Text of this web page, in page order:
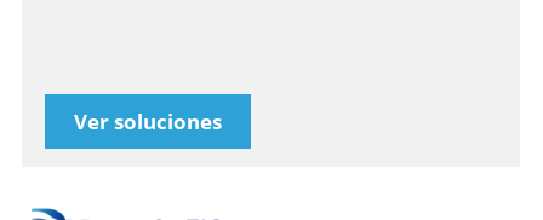
Ver soluciones